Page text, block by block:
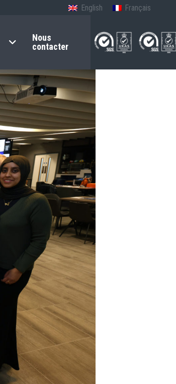
English Français
Nous
contacter